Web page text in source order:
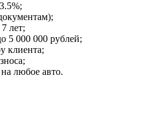
3.5%;
лет;
5 000 000 рублей;
клиента;
любое авто.